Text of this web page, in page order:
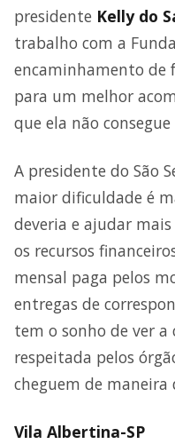
presidente Kelly do
trabalho com a
encaminhamento de
para um melhor
que ela não
A presidente do São
maior dificuldade é
deveria e ajudar
os recursos
mensal paga pelos
entregas de
tem o sonho de ver a
respeitada pelos
cheguem de
Vila Albertina-SP